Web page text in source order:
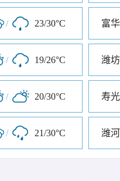
/ 23/30°C 富
/ 19/26°C 潍
/ 20/30°C 寿
/ 21/30°C 潍